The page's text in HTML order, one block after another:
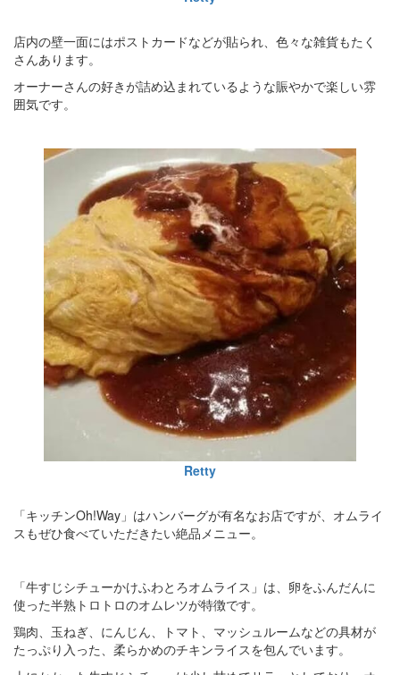
店内の壁一面にはポストカードなどが貼られ、色々な雑貨もたく
さんあります。
オーナーさんの好きが詰め込まれているような賑やかで楽しい雰
囲気です。
Retty
「キッチンOh!Way」はハンバーグが有名なお店ですが、オムライ
スもぜひ食べていただきたい絶品メニュー。
「牛すじシチューかけふわとろオムライス」は、卵をふんだんに
使った半熟トロトロのオムレツが特徴です。
鶏肉、玉ねぎ、にんじん、トマト、マッシュルームなどの具材が
たっぷり入った、柔らかめのチキンライスを包んでいます。